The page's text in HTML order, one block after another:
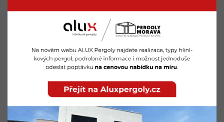
Pergoly Břeclav
Pergoly Hodonín
Pergoly Kuřim
Pergoly Vyškov
Pergoly Kyjov